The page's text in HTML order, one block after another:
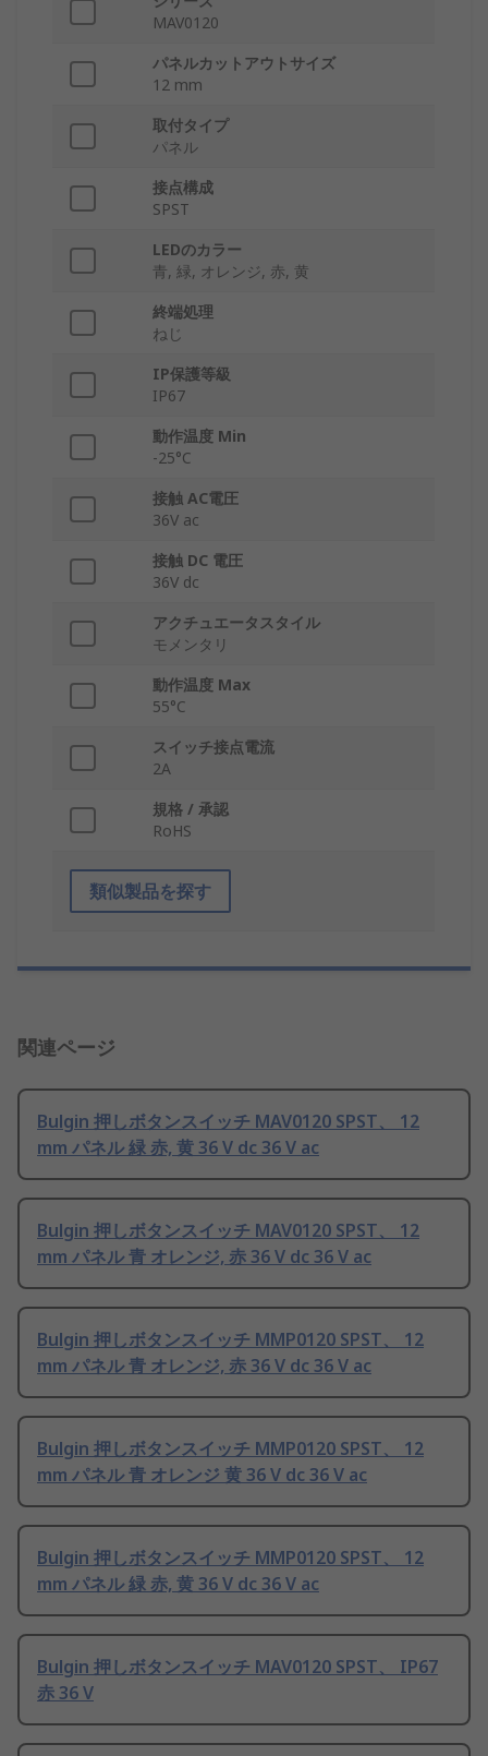
MAV0120
パネルカットアウトサイズ
12 mm
取付タイプ
パネル
接点構成
SPST
LEDのカラー
青, 緑, オレンジ, 赤, 黄
終端処理
ねじ
IP保護等級
IP67
動作温度 Min
-25°C
接触 AC電圧
36V ac
接触 DC 電圧
36V dc
アクチュエータスタイル
モメンタリ
動作温度 Max
55°C
スイッチ接点電流
2A
規格 / 承認
RoHS
類似製品を探す
関連ページ
Bulgin 押しボタンスイッチ MAV0120 SPST、 12
mm パネル 緑 赤, 黄 36 V dc 36 V ac
Bulgin 押しボタンスイッチ MAV0120 SPST、 12
mm パネル 青 オレンジ, 赤 36 V dc 36 V ac
Bulgin 押しボタンスイッチ MMP0120 SPST、 12
mm パネル 青 オレンジ, 赤 36 V dc 36 V ac
Bulgin 押しボタンスイッチ MMP0120 SPST、 12
mm パネル 青 オレンジ 黄 36 V dc 36 V ac
Bulgin 押しボタンスイッチ MMP0120 SPST、 12
mm パネル 緑 赤, 黄 36 V dc 36 V ac
Bulgin 押しボタンスイッチ MAV0120 SPST、 IP67
赤 36 V